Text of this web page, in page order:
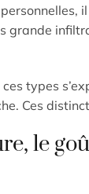
grande
types
Ces
le